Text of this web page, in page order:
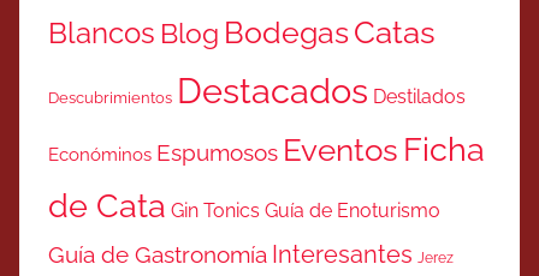
Blancos Blog BodegasCatas
Descubrimientos Destacados Destilados
Económinos Espumosos Eventos Ficha
de Cata Gin Tonics Guía de Enoturismo
Guía de Gastronomía Interesantes Jerez